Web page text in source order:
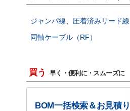
ジャンパ線、圧着済みリード線
同軸ケーブル（RF）
買う 早く・便利に・スムーズに
BOM一括検索＆お見積り